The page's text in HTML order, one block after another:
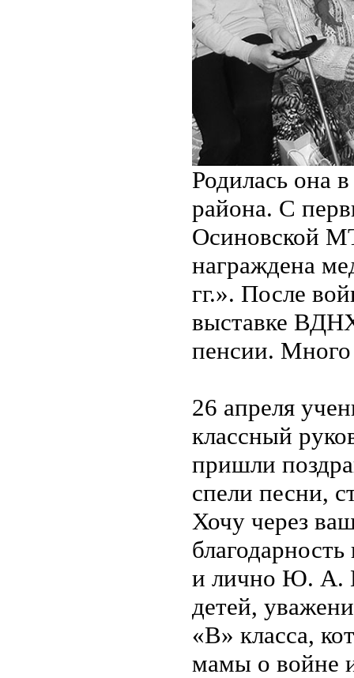
Родилась она
района. С
Осиновской
награждена
гг.». После
выставке
пенсии. Много
26 апреля
классный
пришли
спели песни,
Хочу через
и лично Ю. А.
детей,
«В» класса,
мамы о войне